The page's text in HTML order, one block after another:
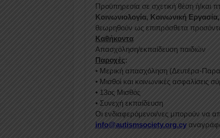
Προϋπηρεσία σε σχετική θέση ή/και
Κοινωνιολογία, Κοινωνική
θεωρηθούν ως επιπρόσθετα
Καθήκοντα
Απασχόληση/εκπαίδευση παιδιών
Παροχές:
• Mερική απασχόληση (Δευτέρα-
• Μισθοί και κοινωνικές ασφαλίσεις
• 13ος Μισθός
• Συνεχή εκπαίδευση
Οι ενδιαφερόμενοι/νες μπορούν να
info@autismsociety.org.cy